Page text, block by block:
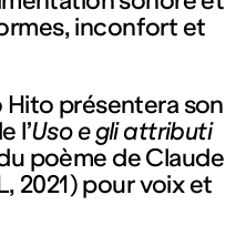
inconfort et
Hito présentera son
l’Uso e gli attributi
poème de Claude
2021) pour voix et